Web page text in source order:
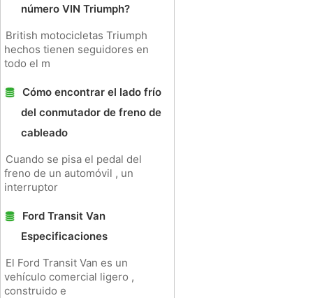
número VIN Triumph?
British motocicletas Triumph
hechos tienen seguidores en
todo el m
Cómo encontrar el lado frío
del conmutador de freno de
cableado
Cuando se pisa el pedal del
freno de un automóvil , un
interruptor
Ford Transit Van
Especificaciones
El Ford Transit Van es un
vehículo comercial ligero ,
construido e